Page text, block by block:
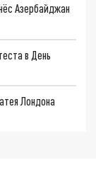
Азербайджан
в День
Лондона